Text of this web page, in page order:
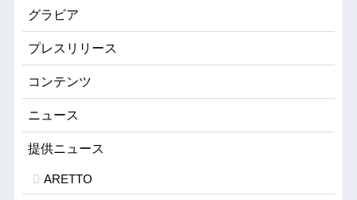
グラビア
プレスリリース
コンテンツ
ニュース
提供ニュース
ARETTO